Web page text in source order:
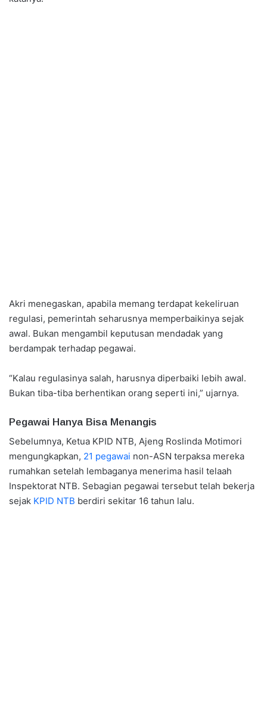
Akri menegaskan, apabila memang terdapat kekeliruan
regulasi, pemerintah seharusnya memperbaikinya sejak
awal. Bukan mengambil keputusan mendadak yang
berdampak terhadap pegawai.
“Kalau regulasinya salah, harusnya diperbaiki lebih awal.
Bukan tiba-tiba berhentikan orang seperti ini,” ujarnya.
Pegawai Hanya Bisa Menangis
Sebelumnya, Ketua KPID NTB, Ajeng Roslinda Motimori
mengungkapkan, 21 pegawai non-ASN terpaksa mereka
rumahkan setelah lembaganya menerima hasil telaah
Inspektorat NTB. Sebagian pegawai tersebut telah bekerja
sejak KPID NTB berdiri sekitar 16 tahun lalu.